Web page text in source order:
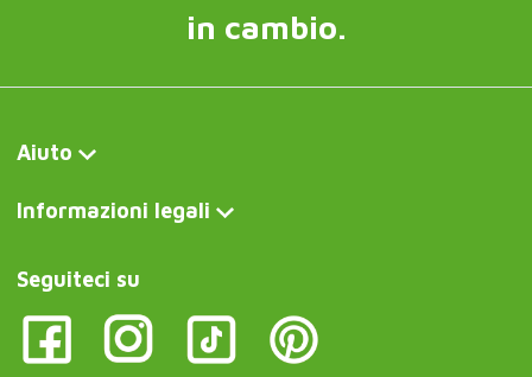
in cambio.
Aiuto
Informazioni legali
Seguiteci su